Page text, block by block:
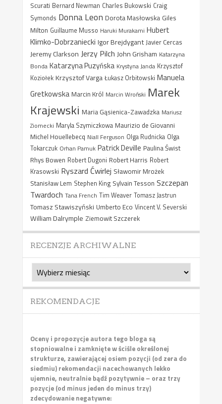
Scurati Bernard Newman Charles Bukowski Craig
Symonds Donna Leon Dorota Masłowska Giles
Milton Guillaume Musso Haruki Murakami Hubert
Klimko-Dobrzaniecki Igor Brejdygant Javier Cercas
Jeremy Clarkson Jerzy Pilch John Grisham Katarzyna
Bonda Katarzyna Puzyńska Krystyna Janda Krzysztof
Koziołek Krzysztof Varga Łukasz Orbitowski Manuela
Gretkowska Marcin Król Marcin Wroński Marek
Krajewski Maria Gąsienica-Zawadzka Mariusz
Ziomecki Maryla Szymiczkowa Maurizio de Giovanni
Michel Houellebecq Niall Ferguson Olga Rudnicka Olga
Tokarczuk Orhan Pamuk Patrick Deville Paulina Świst
Rhys Bowen Robert Dugoni Robert Harris Robert
Krasowski Ryszard Ćwirlej Sławomir Mrożek
Stanisław Lem Stephen King Sylvain Tesson Szczepan
Twardoch Tana French Tim Weaver Tomasz Jastrun
Tomasz Stawiszyński Umberto Eco Vincent V. Severski
William Dalrymple Ziemowit Szczerek
RECENZJE ARCHIWALNE
Recenzje
archiwalne
REKOMENDACJE
Oceny i propozycje autora tego bloga są
stopniowalne i zamknięte w ściśle określonej
strukturze, zawierającej osiem pozycji (od zera do
siedmiu) rekomendacji nacechowanych lekko
ujemnie, neutralnie bądź pozytywnie – oraz trzy
pozycje (od minus jeden do minus trzy)
zdecydowanie negatywne: